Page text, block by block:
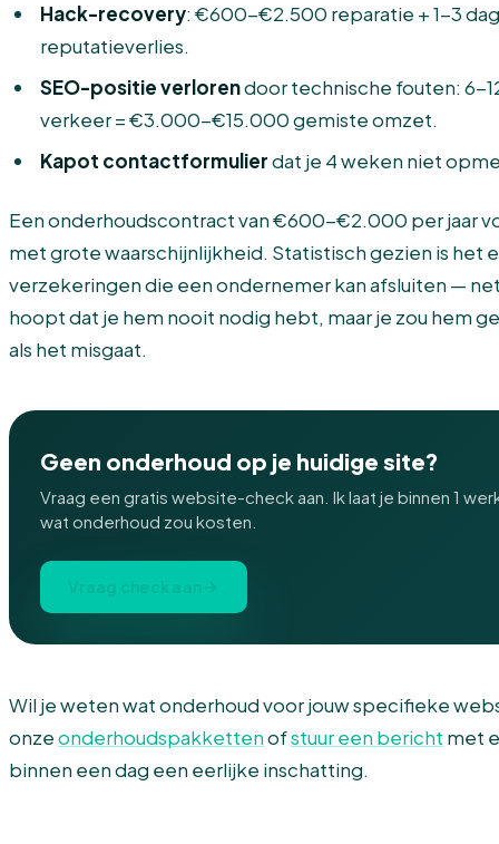
Hack-recovery: €600-€2.500 reparatie + 1-3
reputatieverlies.
SEO-positie verlorendoor technische fouten: 6-
verkeer = €3.000-€15.000 gemiste omzet.
Kapot contactformulierdat je 4 weken niet
Een onderhoudscontract van €600-€2.000 per jaar
met grote waarschijnlijkheid. Statistisch gezien is het
verzekeringen die een ondernemer kan afsluiten —
hoopt dat je hem nooit nodig hebt, maar je zou hem
als het misgaat.
Geen onderhoud op je huidige site?
Vraag een gratis website-check aan. Ik laat je binnen 1
wat onderhoud zou kosten.
Wil je weten wat onderhoud voor jouw specifieke
onzeonderhoudspakkettenofstuur een bericht met
binnen een dag een eerlijke inschatting.